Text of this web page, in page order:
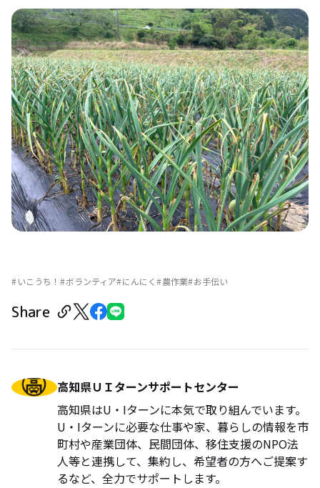
いこうち！ ボランティア にんにく 農作業 お手伝い
Share
高知県ＵＩターンサポートセンター
高知県はU・Iターンに本気で取り組んでいます。
U・Iターンに必要な仕事や家、暮らしの情報を市
町村や産業団体、民間団体、移住支援のNPO法
人等と連携して、集約し、希望者の方へご提案す
るなど、全力でサポートします。